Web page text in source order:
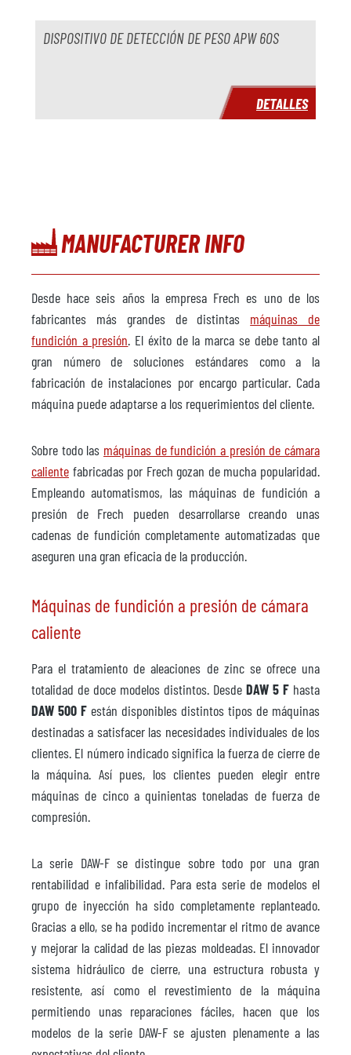
Año
Precio
DISPOSITIVO DE DETECCIÓN DE PESO APW 60S
DETALLES
MANUFACTURER INFO
Desde hace seis años la empresa Frech es uno de los
fabricantes más grandes de distintas máquinas de
fundición a presión. El éxito de la marca se debe tanto al
gran número de soluciones estándares como a la
fabricación de instalaciones por encargo particular. Cada
máquina puede adaptarse a los requerimientos del cliente.
Sobre todo las máquinas de fundición a presión de cámara
caliente fabricadas por Frech gozan de mucha popularidad.
Empleando automatismos, las máquinas de fundición a
presión de Frech pueden desarrollarse creando unas
cadenas de fundición completamente automatizadas que
aseguren una gran eficacia de la producción.
Máquinas de fundición a presión de cámara
caliente
Para el tratamiento de aleaciones de zinc se ofrece una
totalidad de doce modelos distintos. Desde DAW 5 F hasta
DAW 500 F están disponibles distintos tipos de máquinas
destinadas a satisfacer las necesidades individuales de los
clientes. El número indicado significa la fuerza de cierre de
la máquina. Así pues, los clientes pueden elegir entre
máquinas de cinco a quinientas toneladas de fuerza de
compresión.
La serie DAW-F se distingue sobre todo por una gran
rentabilidad e infalibilidad. Para esta serie de modelos el
grupo de inyección ha sido completamente replanteado.
Gracias a ello, se ha podido incrementar el ritmo de avance
y mejorar la calidad de las piezas moldeadas. El innovador
sistema hidráulico de cierre, una estructura robusta y
resistente, así como el revestimiento de la máquina
permitiendo unas reparaciones fáciles, hacen que los
modelos de la serie DAW-F se ajusten plenamente a las